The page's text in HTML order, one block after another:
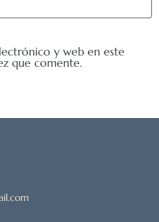
y web en este
que comente.